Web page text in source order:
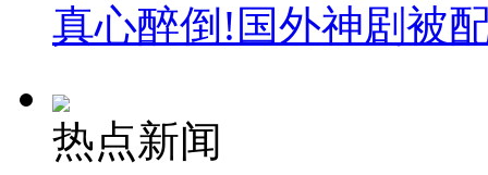
真心醉倒!国外神剧被
热点新闻